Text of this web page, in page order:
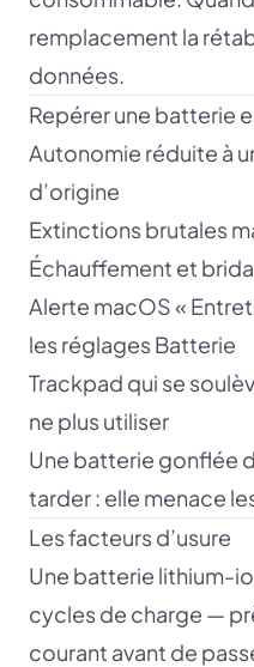
remplacement la
données.
Repérer une batterie
Autonomie réduite à
d’origine
Extinctions brutales
Échauffement et
Alerte macOS «
les réglages Batterie
Trackpad qui se
ne plus utiliser
Une batterie gonflée
tarder : elle menace
Les facteurs d’usure
Une batterie lithium-
cycles de charge —
courant avant de